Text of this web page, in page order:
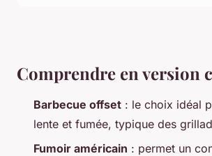
Comprendre en version
Barbecue offset : le choix idéal
lente et fumée, typique des
Fumoir américain : permet un